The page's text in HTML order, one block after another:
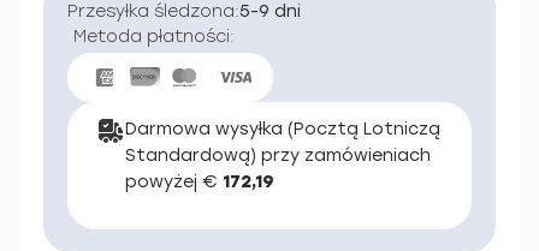
Przesyłka śledzona:5-9 dni
Metoda płatności:
Darmowa wysyłka (Pocztą Lotniczą
Standardową) przy zamówieniach
powyżej € 172,19